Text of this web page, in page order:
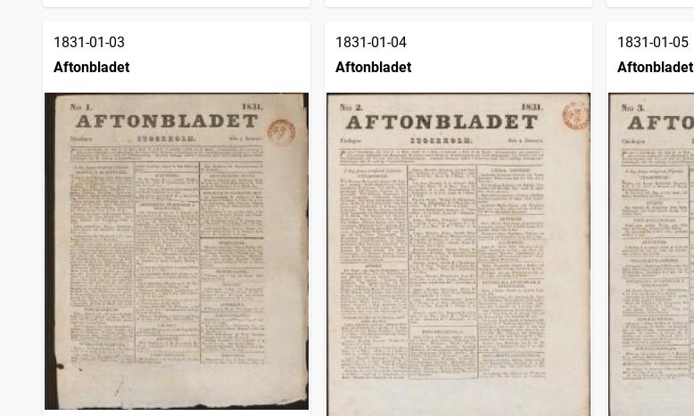
1831-01-03
Aftonbladet
1831-01-04
Aftonbladet
1831-01-05
Aftonbladet